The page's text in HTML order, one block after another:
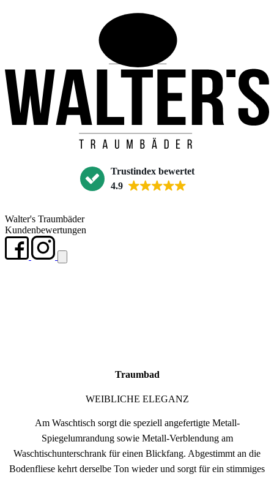
Trustindex bewertet
4.9
Walter's Traumbäder
Kundenbewertungen
Traumbad
WEIBLICHE ELEGANZ
Am Waschtisch sorgt die speziell angefertigte Metall-
Spiegelumrandung sowie Metall-Verblendung am
Waschtischunterschrank für einen Blickfang. Abgestimmt an die
Bodenfliese kehrt derselbe Ton wieder und sorgt für ein stimmiges